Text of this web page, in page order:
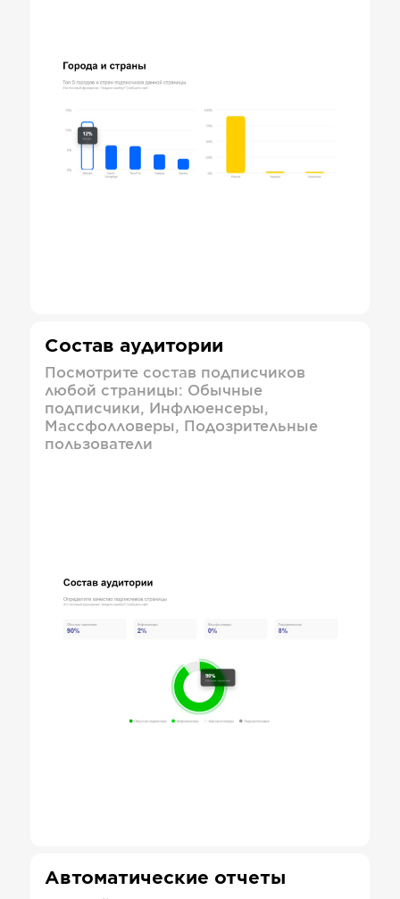
Состав аудитории
Посмотрите состав подписчиков
любой страницы: Обычные
подписчики, Инфлюенсеры,
Массфолловеры, Подозрительные
пользователи
Автоматические отчеты